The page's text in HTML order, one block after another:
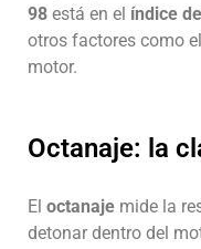
98 está en el índice
otros factores como
motor.
Octanaje: la
El octanaje mide la
detonar dentro del